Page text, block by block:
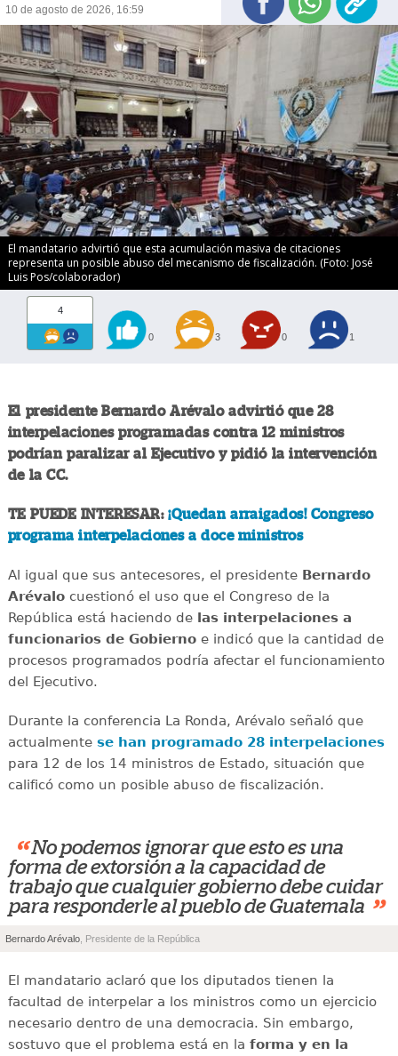
10 de agosto de 2026, 16:59
El mandatario advirtió que esta acumulación masiva de citaciones
representa un posible abuso del mecanismo de fiscalización. (Foto: José
Luis Pos/colaborador)
4
0 3 0 1
El presidente Bernardo Arévalo advirtió que 28
interpelaciones programadas contra 12 ministros
podrían paralizar al Ejecutivo y pidió la intervención
de la CC.
TE PUEDE INTERESAR:¡Quedan arraigados! Congreso
programa interpelaciones a doce ministros
Al igual que sus antecesores, el presidente Bernardo
Arévalocuestionó el uso que el Congreso de la
República está haciendo de las interpelaciones a
funcionarios de Gobiernoe indicó que la cantidad de
procesos programados podría afectar el funcionamiento
del Ejecutivo.
Durante la conferencia La Ronda, Arévalo señaló que
actualmente se han programado 28 interpelaciones
para 12 de los 14 ministros de Estado, situación que
calificó como un posible abuso de fiscalización.
“ No podemos ignorar que esto es una
forma de extorsión a la capacidad de
trabajo que cualquier gobierno debe cuidar
para responderle al pueblo de Guatemala ”
Bernardo Arévalo , Presidente de la República
El mandatario aclaró que los diputados tienen la
facultad de interpelar a los ministros como un ejercicio
necesario dentro de una democracia. Sin embargo,
sostuvo que el problema está en la forma y en la